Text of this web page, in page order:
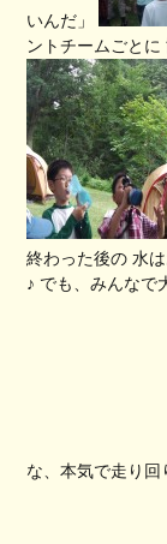
いんだ」
ントチームごとに
終わった後の 水
♪ でも、みんなで
な、本気で走り